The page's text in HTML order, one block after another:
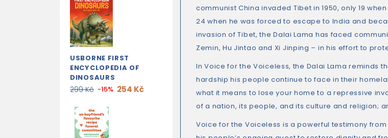
USBORNE FIRST
ENCYCLOPEDIA OF
DINOSAURS
299 Kč -15% 254 Kč
communist China invaded Tibet in 1950, only 19
24 when he was forced to escape to India and
invasion of Tibet, the Dalai Lama has faced
Zemin, Hu Jintao and Xi Jinping – in his effort to
InVoice for the Voiceless, the Dalai Lama reminds
hardship his people continue to face in their
what it means to lose your home to a repressive
of a nation, its people, and its culture and religion;
Voice for the Voiceless is a powerful testimony